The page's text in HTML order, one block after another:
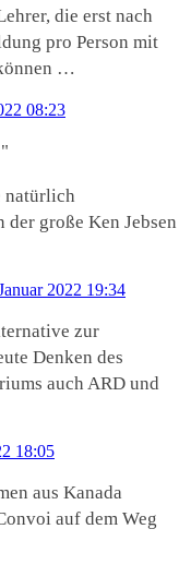
die erst nach
pro Person mit
…
08:23
natürlich
große Ken Jebsen
2022 19:34
zur
Denken des
auch ARD und
18:05
aus Kanada
auf dem Weg